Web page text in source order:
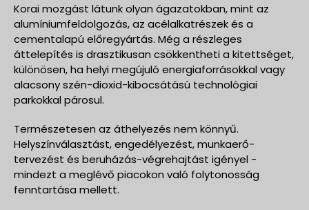
Korai mozgást látunk olyan ágazatokban, mint az
alumíniumfeldolgozás, az acélalkatrészek és a
cementalapú előregyártás. Még a részleges
áttelepítés is drasztikusan csökkentheti a kitettséget,
különösen, ha helyi megújuló energiaforrásokkal vagy
alacsony szén-dioxid-kibocsátású technológiai
parkokkal párosul.
Természetesen az áthelyezés nem könnyű.
Helyszínválasztást, engedélyezést, munkaerő-
tervezést és beruházás-végrehajtást igényel -
mindezt a meglévő piacokon való folytonosság
fenntartása mellett.